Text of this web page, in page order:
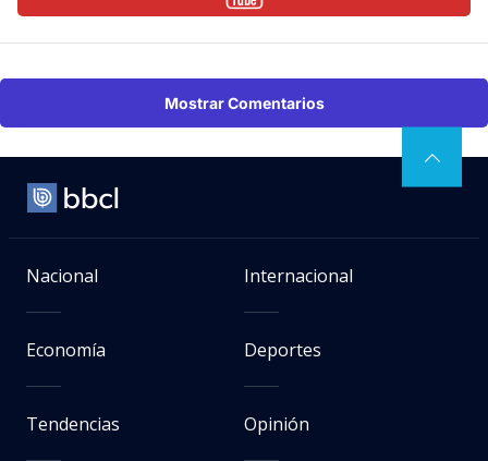
Mostrar Comentarios
Nacional Internacional
Economía Deportes
Tendencias Opinión